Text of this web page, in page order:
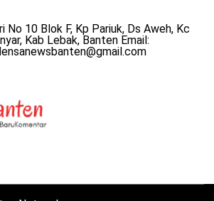
No 10 Blok F, Kp Pariuk, Ds Aweh, Kc
Kab Lebak, Banten Email: